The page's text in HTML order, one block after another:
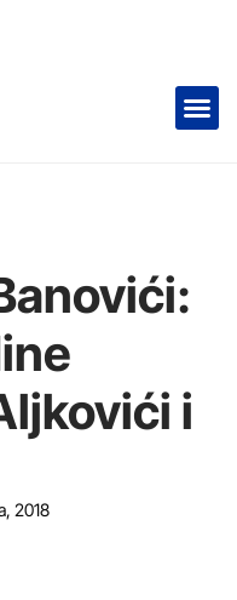
i
2018